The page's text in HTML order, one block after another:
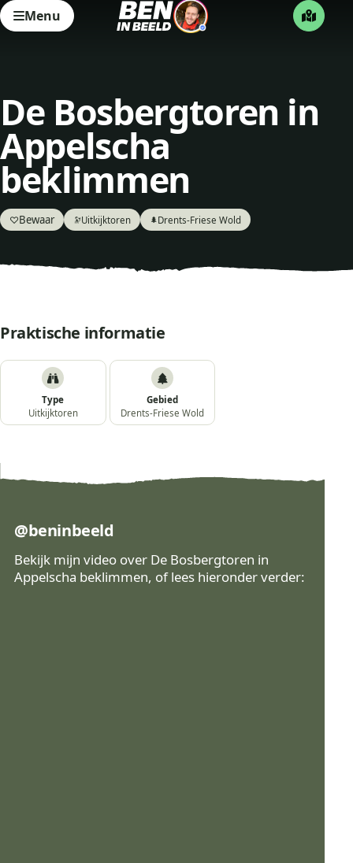
Menu
De Bosbergtoren in
Appelscha
beklimmen
♡Bewaar 🔭Uitkijktoren 🌲Drents-Friese Wold
Praktische informatie
Type
Uitkijktoren
Gebied
Drents-Friese Wold
@beninbeeld
Bekijk mijn video over De Bosbergtoren in
Appelscha beklimmen, of lees hieronder verder: